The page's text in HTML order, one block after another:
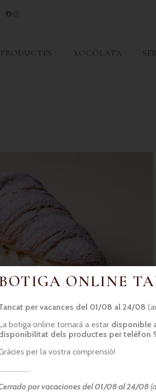
PRODUCTES XOCOLATA
ONLINE
per vacances del 01/08 al 24/08
botiga online tornarà a estar disponible
dels productes per telèfon
per la vostra comprensió!
por vacaciones del 01/08 al 24/08